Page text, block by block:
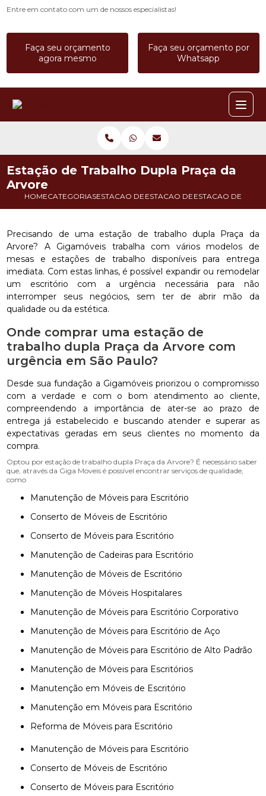
Entre em contato com um de nossos especialistas!
Faça seu orçamento
agora mesmo
Faça seu orçamento por
Whatsapp
HOMECATEGORIASESTACAO DE TRABALHOESTACAO DE TRABALHO A
ESTACAO DE
Estação de Trabalho Dupla Praça da
Arvore
Precisando de uma estação de trabalho dupla Praça da
Arvore? A Gigamóveis trabalha com vários modelos de
mesas e estações de trabalho disponíveis para entrega
imediata. Com estas linhas, é possível expandir ou remodelar
um escritório com a urgência necessária para não
interromper seus negócios, sem ter de abrir mão da
qualidade ou da estética.
Onde comprar uma estação de
trabalho dupla Praça da Arvore com
urgência em São Paulo?
Desde sua fundação a Gigamóveis priorizou o compromisso
com a verdade e com o bom atendimento ao cliente,
compreendendo a importância de ater-se ao prazo de
entrega já estabelecido e buscando atender e superar as
expectativas geradas em seus clientes no momento da
compra.
Optou por estação de trabalho dupla Praça da Arvore? É necessário saber
que, através da Giga Moveis é possível encontrar serviços de qualidade,
como
Manutenção de Móveis para Escritório
Conserto de Móveis de Escritório
Conserto de Móveis para Escritório
Manutenção de Cadeiras para Escritório
Manutenção de Móveis de Escritório
Manutenção de Móveis Hospitalares
Manutenção de Móveis para Escritório Corporativo
Manutenção de Móveis para Escritório de Aço
Manutenção de Móveis para Escritório de Alto Padrão
Manutenção de Móveis para Escritórios
Manutenção em Móveis de Escritório
Manutenção em Móveis para Escritório
Reforma de Móveis para Escritório
Manutenção de Móveis para Escritório
Conserto de Móveis de Escritório
Conserto de Móveis para Escritório